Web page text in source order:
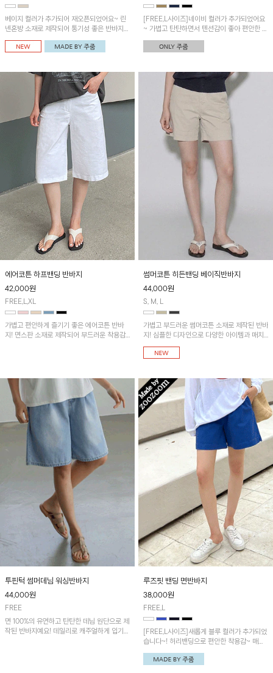
베이지 컬러가 추가되어 재오픈되었어요~ 린
넨혼방 소재로 제작되어 통기성 좋은 반바지입
니다~ 뒷밴딩으로 편안하며 깔끔한 디자인으
로 다양한 코디에 활용가능! 세일러카라 나시
[FREE,L사이즈]네이비 컬러가 추가되었어요
~ 가볍고 탄탄하면서 텐션감이 좋아 편안한 착
용감! 부담없는 5부 기장으로 어디든 매치하기
좋아요!
에어코튼 하프밴딩 반바지
42,000원
FREE,L,XL
가볍고 편안하게 즐기기 좋은 에어코튼 반바
지! 면스판 소재로 제작되어 부드러운 착용감
썸머코튼 히든밴딩 베이직반바지
44,000원
S, M, L
가볍고 부드러운 썸머코튼 소재로 제작된 반바
지! 심플한 디자인으로 다양한 아이템과 매치
하기 좋아요~
투핀턱 썸머데님 워싱반바지
44,000원
FREE
면 100%의 유연하고 탄탄한 데님 원단으로 제
작된 반바지예요! 데일리로 캐주얼하게 입기
루즈핏 밴딩 면반바지
38,000원
FREE,L
[FREE,L사이즈]새롭게 블루 컬러가 추가되었
습니다~! 허리밴딩으로 편안한 착용감~ 매일
데일리하게 즐기기 좋은 캐주얼 팬츠!